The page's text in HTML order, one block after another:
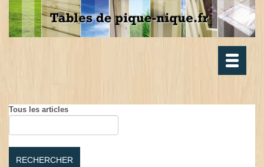
Toggle
Tous les articles
RECHERCHER